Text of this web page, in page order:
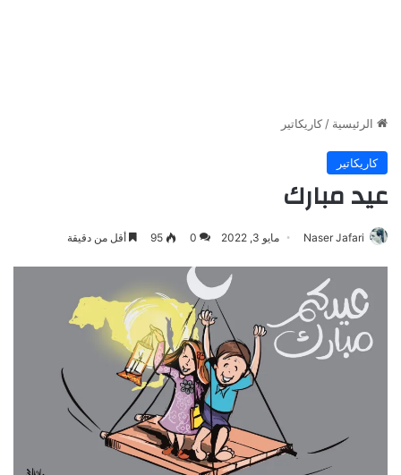
الرئيسية / كاريكاتير
كاريكاتير
عيد مبارك
Naser Jafari مايو 3, 2022 0
95 أقل من دقيقة